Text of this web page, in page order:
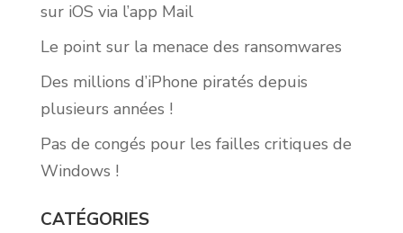
sur iOS via l’app Mail
Le point sur la menace des ransomwares
Des millions d’iPhone piratés depuis
plusieurs années !
Pas de congés pour les failles critiques de
Windows !
CATÉGORIES